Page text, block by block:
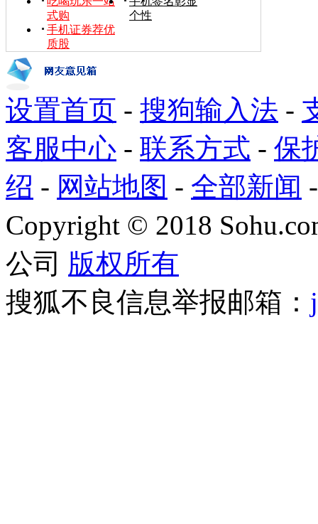
式购
个性
手机证券荐优
质股
设置首页 - 搜狗输入法 -
客服中心 - 联系方式 - 保
绍 - 网站地图 - 全部新闻
Copyright © 2018
公司 版权所有
搜狐不良信息举报邮箱：